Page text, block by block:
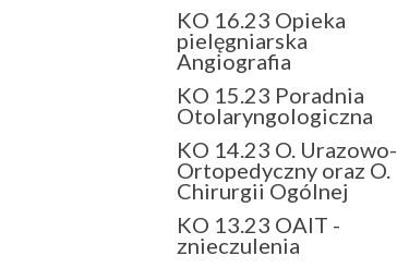
KO 16.23 Opieka
pielęgniarska
Angiografia
KO 15.23 Poradnia
Otolaryngologiczna
KO 14.23 O. Urazowo-
Ortopedyczny oraz O.
Chirurgii Ogólnej
KO 13.23 OAIT -
znieczulenia